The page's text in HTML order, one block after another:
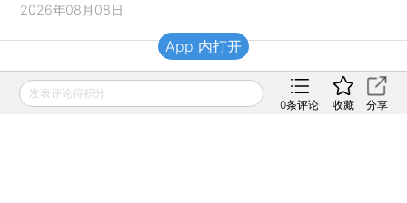
2026年08月08日
财新移动
发表评论得积分
0条评论 收藏 分享
App 内打开